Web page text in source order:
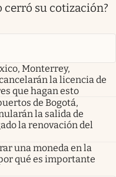
cerró su cotización?
Monterrey,
la licencia de
que hagan esto
de Bogotá,
la salida de
la renovación del
una moneda en la
qué es importante